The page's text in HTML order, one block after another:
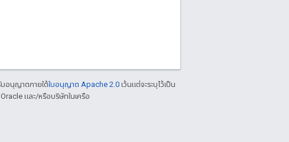
บอนุญาตภายใต้ใบอนุญาต Apache 2.0 เว้นแต่จะระบุไว้เป็น
และ/หรือบริษัทในเครือ